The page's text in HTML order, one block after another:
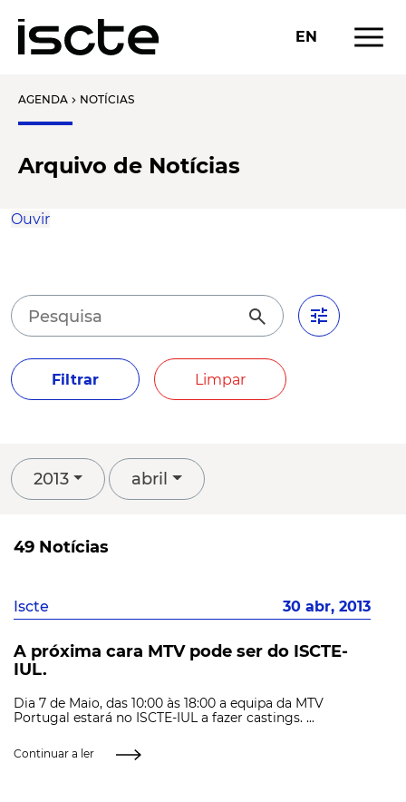
EN menu
AGENDA chevron_right NOTÍCIAS
Arquivo de Notícias
Ouvir
search tune
Filtrar Limpar
2013 abril
49 Notícias
Iscte 30 abr, 2013
A próxima cara MTV pode ser do ISCTE-
IUL.
Dia 7 de Maio, das 10:00 às 18:00 a equipa da MTV
Portugal estará no ISCTE-IUL a fazer castings. ...
Continuar a ler